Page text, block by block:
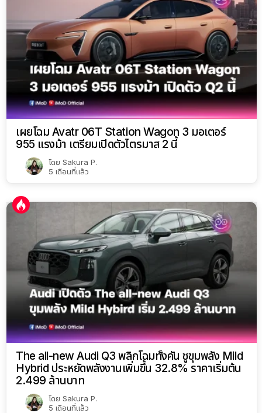
เผยโฉม Avatr 06T Station Wagon 3 มอเตอร์
955 แรงม้า เตรียมเปิดตัวไตรมาส 2 นี้
โดย Sakura P.
5 เดือนที่แล้ว
The all-new Audi Q3 พลิกโฉมทั้งคัน ชูขุมพลัง Mild
Hybrid ประหยัดพลังงานเพิ่มขึ้น 32.8% ราคาเริ่มต้น
2.499 ล้านบาท
โดย Sakura P.
5 เดือนที่แล้ว